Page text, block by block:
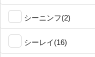
シーニンフ(2)
シーレイ(16)